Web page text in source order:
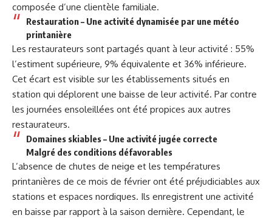
composée d’une clientèle familiale.
Restauration – Une activité dynamisée par une météo
printanière
Les restaurateurs sont partagés quant à leur activité : 55%
l’estiment supérieure, 9% équivalente et 36% inférieure.
Cet écart est visible sur les établissements situés en
station qui déplorent une baisse de leur activité. Par contre
les journées ensoleillées ont été propices aux autres
restaurateurs.
Domaines skiables – Une activité jugée correcte
Malgré des conditions défavorables
L’absence de chutes de neige et les températures
printanières de ce mois de février ont été préjudiciables aux
stations et espaces nordiques. Ils enregistrent une activité
en baisse par rapport à la saison dernière. Cependant, le